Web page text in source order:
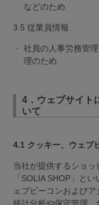
などのため
3.5 従業員情報
社員の人事労務管
理のため
4．ウェブサイト
いて
4.1 クッキー、ウェブ
当社が提供するショッ
「SOLIA SHOP」と
ェブビーコンおよび